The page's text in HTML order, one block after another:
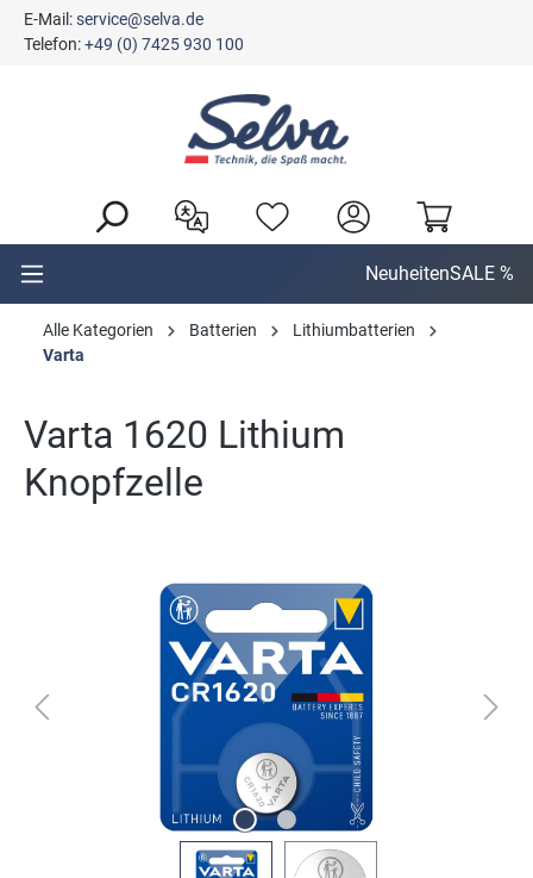
springen
E-Mail:service@selva.de
Telefon:+49 (0) 7425 930 100
NeuheitenSALE %
Alle Kategorien Batterien
Lithiumbatterien
Varta
Varta 1620 Lithium
Knopfzelle
Bildergalerie überspringen